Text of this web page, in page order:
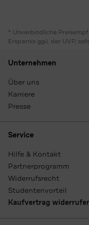
* Unverbindliche
Ersparnis ggü. der UVP,
Unternehmen
Über uns
Karriere
Presse
Service
Hilfe & Kontakt
Partnerprogramm
Widerrufsrecht
Studentenvorteil
Kaufvertrag